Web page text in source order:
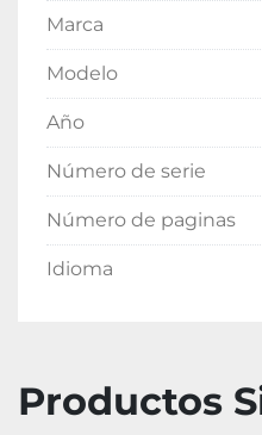
Marca
Modelo
Año
Número de serie
Número de paginas
Idioma
Productos